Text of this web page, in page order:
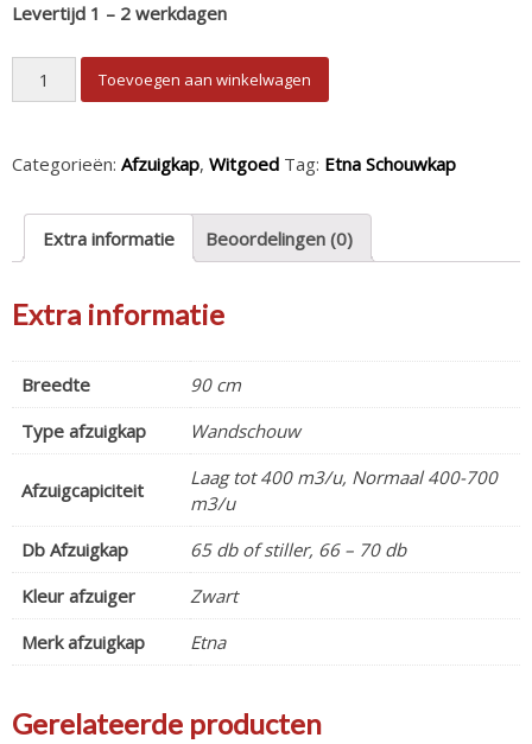
Levertijd 1 – 2 werkdagen
Etna Schouwkap AB690ZT aantal
Toevoegen aan winkelwagen
Categorieën: Afzuigkap, Witgoed Tag: Etna Schouwkap
Extra informatie Beoordelingen (0)
Extra informatie
Breedte
90 cm
Type afzuigkap
Wandschouw
Afzuigcapiciteit
Laag tot 400 m3/u, Normaal 400-700
m3/u
Db Afzuigkap
65 db of stiller, 66 – 70 db
Kleur afzuiger
Zwart
Merk afzuigkap
Etna
Gerelateerde producten